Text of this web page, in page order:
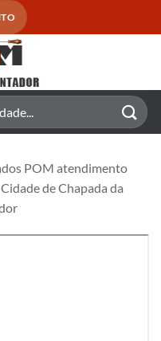
POM atendimento
de Chapada da